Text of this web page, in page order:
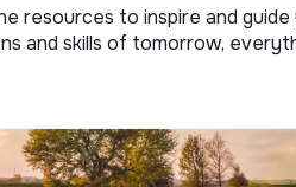
resources to inspire and
and skills of tomorrow,